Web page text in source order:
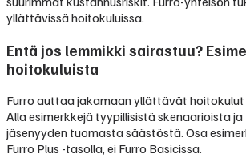
yllättävissä hoitokuluissa.
Entä jos lemmikki sairastuu?
hoitokuluista
Furro auttaa jakamaan yllättävät hoitokulut
Alla esimerkkejä tyypillisistä skenaarioista ja
jäsenyyden tuomasta säästöstä. Osa
Furro Plus -tasolla, ei Furro Basicissa.